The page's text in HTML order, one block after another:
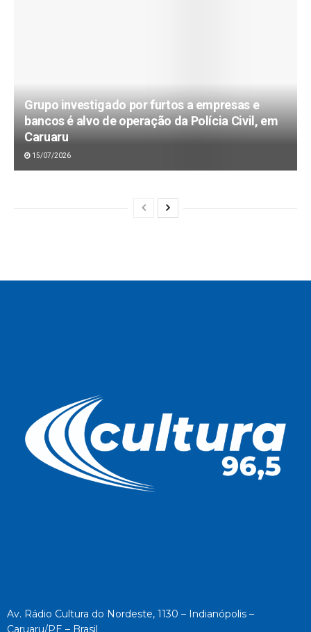
Grupo investigado por furtos a empresas e
bancos é alvo de operação da Polícia Civil, em
Caruaru
15/07/2026
Av. Rádio Cultura do Nordeste, 1130 – Indianópolis –
Caruaru/PE – Brasil